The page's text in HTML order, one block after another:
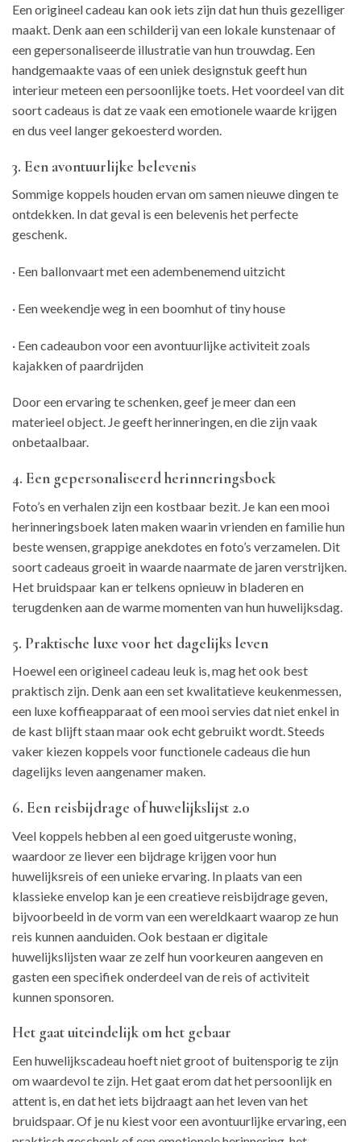
Een origineel cadeau kan ook iets zijn dat hun thuis gezelliger
maakt. Denk aan een schilderij van een lokale kunstenaar of
een gepersonaliseerde illustratie van hun trouwdag. Een
handgemaakte vaas of een uniek designstuk geeft hun
interieur meteen een persoonlijke toets. Het voordeel van dit
soort cadeaus is dat ze vaak een emotionele waarde krijgen
en dus veel langer gekoesterd worden.
3. Een avontuurlijke belevenis
Sommige koppels houden ervan om samen nieuwe dingen te
ontdekken. In dat geval is een belevenis het perfecte
geschenk.
· Een ballonvaart met een adembenemend uitzicht
· Een weekendje weg in een boomhut of tiny house
· Een cadeaubon voor een avontuurlijke activiteit zoals
kajakken of paardrijden
Door een ervaring te schenken, geef je meer dan een
materieel object. Je geeft herinneringen, en die zijn vaak
onbetaalbaar.
4. Een gepersonaliseerd herinneringsboek
Foto’s en verhalen zijn een kostbaar bezit. Je kan een mooi
herinneringsboek laten maken waarin vrienden en familie hun
beste wensen, grappige anekdotes en foto’s verzamelen. Dit
soort cadeaus groeit in waarde naarmate de jaren verstrijken.
Het bruidspaar kan er telkens opnieuw in bladeren en
terugdenken aan de warme momenten van hun huwelijksdag.
5. Praktische luxe voor het dagelijks leven
Hoewel een origineel cadeau leuk is, mag het ook best
praktisch zijn. Denk aan een set kwalitatieve keukenmessen,
een luxe koffieapparaat of een mooi servies dat niet enkel in
de kast blijft staan maar ook echt gebruikt wordt. Steeds
vaker kiezen koppels voor functionele cadeaus die hun
dagelijks leven aangenamer maken.
6. Een reisbijdrage of huwelijkslijst 2.0
Veel koppels hebben al een goed uitgeruste woning,
waardoor ze liever een bijdrage krijgen voor hun
huwelijksreis of een unieke ervaring. In plaats van een
klassieke envelop kan je een creatieve reisbijdrage geven,
bijvoorbeeld in de vorm van een wereldkaart waarop ze hun
reis kunnen aanduiden. Ook bestaan er digitale
huwelijkslijsten waar ze zelf hun voorkeuren aangeven en
gasten een specifiek onderdeel van de reis of activiteit
kunnen sponsoren.
Het gaat uiteindelijk om het gebaar
Een huwelijkscadeau hoeft niet groot of buitensporig te zijn
om waardevol te zijn. Het gaat erom dat het persoonlijk en
attent is, en dat het iets bijdraagt aan het leven van het
bruidspaar. Of je nu kiest voor een avontuurlijke ervaring, een